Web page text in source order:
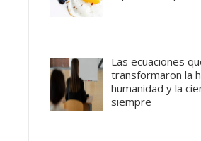
Las ecuaciones
transformaron la
humanidad y la
siempre